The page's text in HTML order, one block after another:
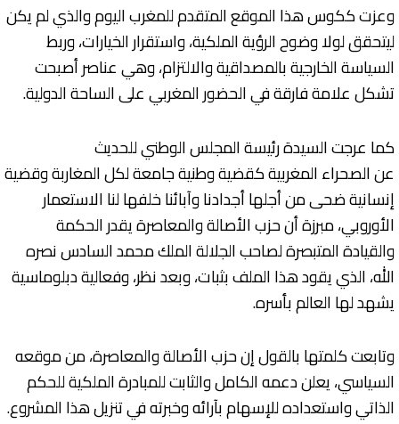
وعزت ككوس هذا الموقع المتقدم للمغرب اليوم والذي لم يكن
ليتحقق لولا وضوح الرؤية الملكية، واستقرار الخيارات، وربط
السياسة الخارجية بالمصداقية والالتزام، وهي عناصر أصبحت
تشكل علامة فارقة في الحضور المغربي على الساحة الدولية.
كما عرجت السيدة رئيسة المجلس الوطني للحديث
عن الصحراء المغربية كقضية وطنية جامعة لكل المغاربة وقضية
إنسانية ضحى من أجلها أجدادنا وآبائنا خلفها لنا الاستعمار
الأوروبي، مبرزة أن حزب الأصالة والمعاصرة يقدر الحكمة
والقيادة المتبصرة لصاحب الجلالة الملك محمد السادس نصره
الله، الذي يقود هذا الملف بثبات، وبعد نظر، وفعالية دبلوماسية
يشهد لها العالم بأسره.
وتابعت كلمتها بالقول إن حزب الأصالة والمعاصرة، من موقعه
السياسي، يعلن دعمه الكامل والثابت للمبادرة الملكية للحكم
الذاتي واستعداده للإسهام بآرائه وخبرته في تنزيل هذا المشروع.